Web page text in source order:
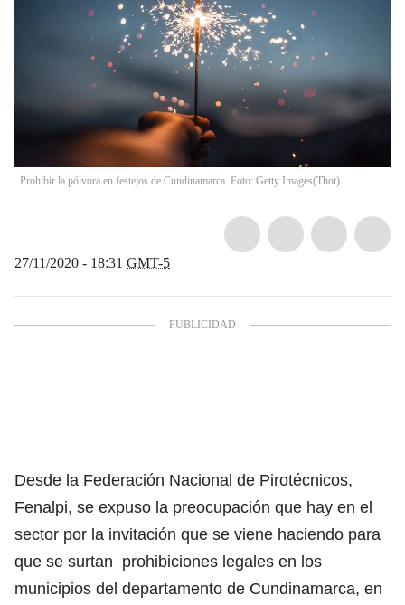
Prohibir la pólvora en festejos de Cundinamarca. Foto: Getty Images(Thot)
27/11/2020 - 18:31 GMT-5
Desde la Federación Nacional de Pirotécnicos,
Fenalpi, se expuso la preocupación que hay en el
sector por la invitación que se viene haciendo para
que se surtan prohibiciones legales en los
municipios del departamento de Cundinamarca, en